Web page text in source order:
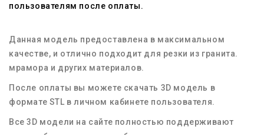
пользователям после оплаты.
Данная модель предоставлена в максимальном
качестве, и отлично подходит для резки из гранита.
мрамора и других материалов.
После оплаты вы можете скачать 3D модель в
формате STL в личном кабинете пользователя.
Все 3D модели на сайте полностью поддерживают